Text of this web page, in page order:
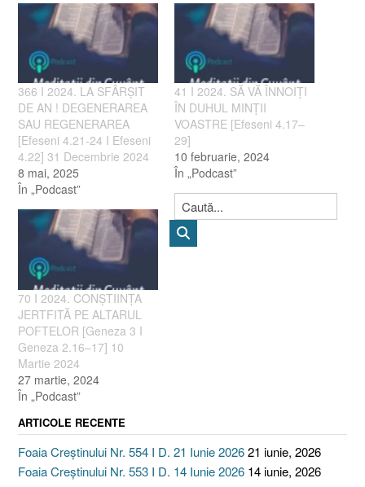
366 I 2024. LA SFÂRȘIT
DE AN ! DEGENERAREA
SAU REGENERAREA
[Efeseni 4.21-24 I Efeseni
4.22] 31 Decembrie 2024
8 mai, 2025
În „Podcast”
41 I 2024. SĂ VĂ ÎNNOIȚI
ÎN DUHUL MINȚII
VOASTRE [Efeseni 4.17–
29]
10 februarie, 2024
În „Podcast”
70 I 2024. CONȘTIINȚA
JERTFITĂ PE ALTARUL
POFTELOR [Geneza 3 I
Geneza 2.16–17] 10
Martie 2024
27 martie, 2024
În „Podcast”
ARTICOLE RECENTE
Foaia Creștinului Nr. 554 I D. 21 Iunie 202621 iunie, 2026
Foaia Creștinului Nr. 553 I D. 14 Iunie 2026 14 iunie, 2026